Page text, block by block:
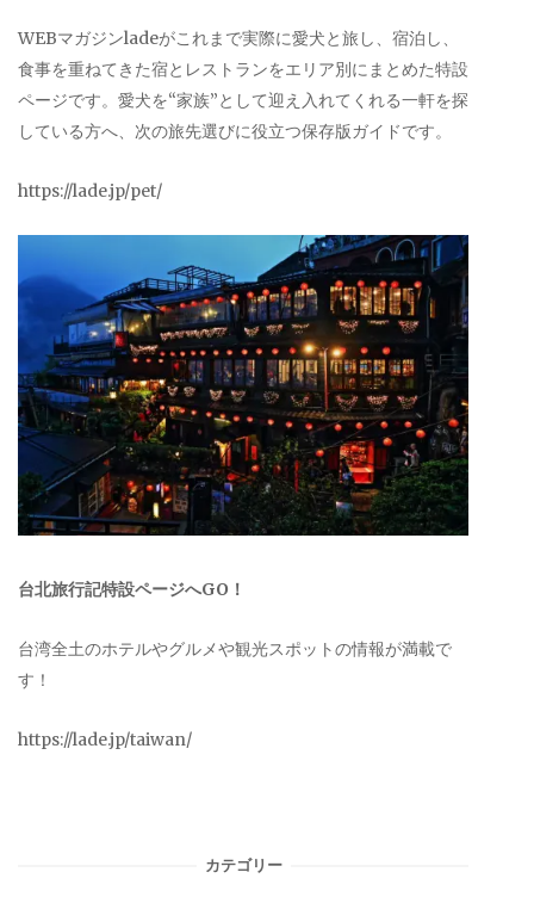
WEBマガジンladeがこれまで実際に愛犬と旅し、宿泊し、
食事を重ねてきた宿とレストランをエリア別にまとめた特設
ページです。愛犬を“家族”として迎え入れてくれる一軒を探
している方へ、次の旅先選びに役立つ保存版ガイドです。
https://lade.jp/pet/
台北旅行記特設ページへGO！
台湾全土のホテルやグルメや観光スポットの情報が満載で
す！
https://lade.jp/taiwan/
カテゴリー